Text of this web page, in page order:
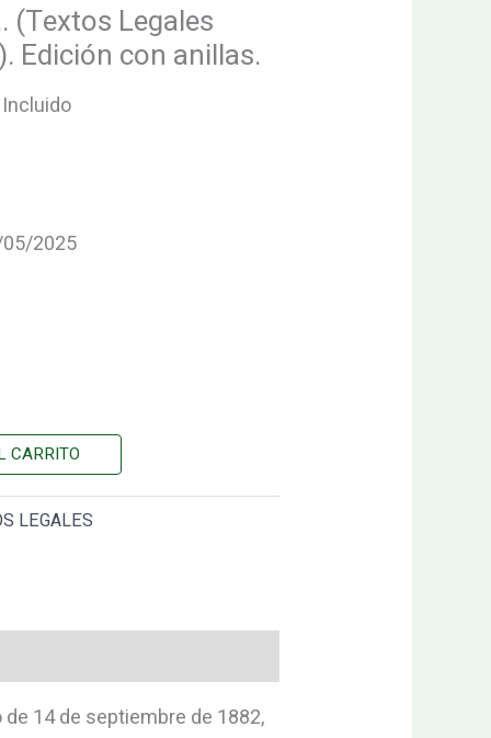
(Textos Legales
Edición con anillas.
Incluido
2025
CARRITO
LEGALES
14 de septiembre de 1882,
Colex).
Edición
con